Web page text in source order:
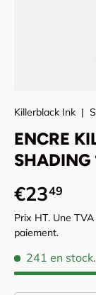
Killerblack Ink |
ENCRE
SHADING
Prix
€2349
Prix HT. Une
paiement.
241 en stock.